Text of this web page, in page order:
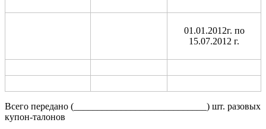
01.01.2012г. по
15.07.2012 г.
Всего передано (____________________________) шт. разовых
купон-талонов